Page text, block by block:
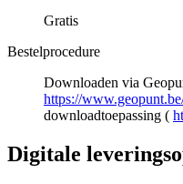
Gratis
Bestelprocedure
Downloaden via
https://
downloadtoepassing (
Digitale